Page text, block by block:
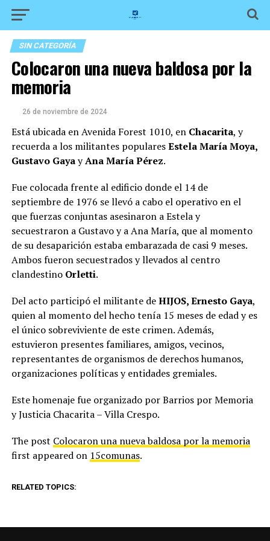
SIN CATEGORÍA
Colocaron una nueva baldosa por la
memoria
26 de noviembre de 2024
Está ubicada en Avenida Forest 1010, en Chacarita, y
recuerda a los militantes popularesEstela María Moya,
Gustavo GayayAna María Pérez.
Fue colocada frente al edificio donde el 14 de
septiembre de 1976 se llevó a cabo el operativo en el
que fuerzas conjuntas asesinaron a Estela y
secuestraron a Gustavo y a Ana María, que al momento
de su desaparición estaba embarazada de casi 9 meses.
Ambos fueron secuestrados y llevados al centro
clandestino Orletti.
Del acto participó el militante deHIJOS, Ernesto Gaya,
quien al momento del hecho tenía 15 meses de edad y es
el único sobreviviente de este crimen. Además,
estuvieron presentes familiares, amigos, vecinos,
representantes de organismos de derechos humanos,
organizaciones políticas y entidades gremiales.
Este homenaje fue organizado por Barrios por Memoria
y Justicia Chacarita – Villa Crespo.
The post Colocaron una nueva baldosa por la memoria
first appeared on 15comunas.
RELATED TOPICS: